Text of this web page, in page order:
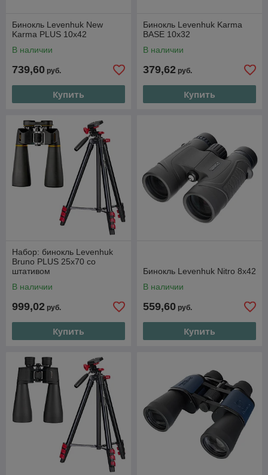
Бинокль Levenhuk New
Karma PLUS 10x42
В наличии
739,60 руб.
Купить
Бинокль Levenhuk Karma
BASE 10x32
В наличии
379,62 руб.
Купить
Набор: бинокль Levenhuk
Bruno PLUS 25x70 со
штативом
В наличии
999,02 руб.
Купить
Бинокль Levenhuk Nitro 8x42
В наличии
559,60 руб.
Купить